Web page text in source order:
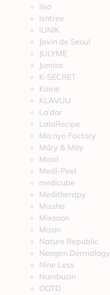
ilso
Isntree
iUNIK
Javin de Seoul
JULYME
Jumiso
K-SECRET
Kaine
KLAVUU
La’dor
LalaRecipe
Ma:nyo Factory
Máry & May
Masil
Medi-Peel
medicube
Meditherapy
Missha
Mixsoon
Mizon
Nature Republic
Neogen Dermalogy
Nine Less
Numbuzin
OOTD